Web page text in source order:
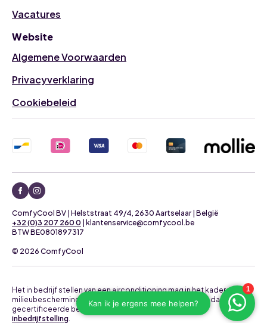
Vacatures
Website
Algemene Voorwaarden
Privacyverklaring
Cookiebeleid
© 2026 ComfyCool
+32 (0)3 207 260 0 | klantenservice@comfycool.be
BTW BE0801897317
ComfyCool BV | Helststraat 49/4, 2630 Aartselaar | België
Het in bedrijf stellen van een airconditioning mag in het kader van
milieubescherming uitsluitend uitgevoerd worden door daartoe
gecertificeerde bedrijven.Neem contact op voor een
inbedrijfstelling